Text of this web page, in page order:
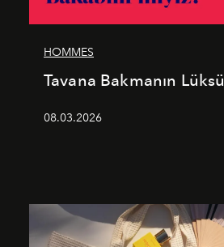
HOMMES
Tavana Bakmanın Lüksü
08.03.2026